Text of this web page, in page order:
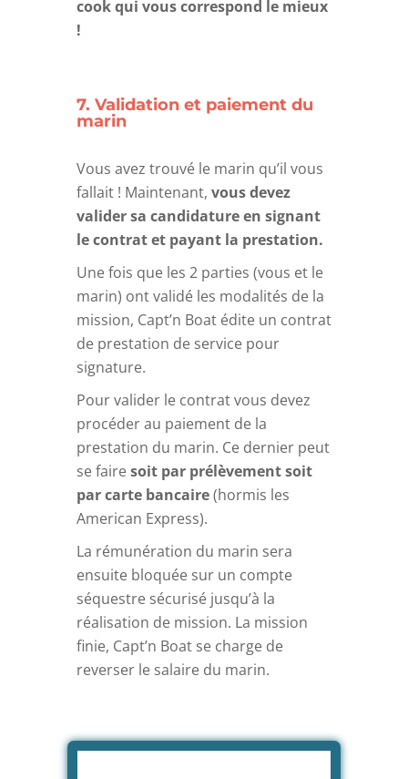
cook qui vous correspond le mieux
!
7. Validation et paiement du
marin
Vous avez trouvé le marin qu’il vous
fallait ! Maintenant, vous devez
valider sa candidature en signant
le contrat et payant la prestation.
Une fois que les 2 parties (vous et le
marin) ont validé les modalités de la
mission, Capt’n Boat édite un contrat
de prestation de service pour
signature.
Pour valider le contrat vous devez
procéder au paiement de la
prestation du marin. Ce dernier peut
se fairesoit par prélèvement soit
par carte bancaire(hormis les
American Express).
La rémunération du marin sera
ensuite bloquée sur un compte
séquestre sécurisé jusqu’à la
réalisation de mission. La mission
finie, Capt’n Boat se charge de
reverser le salaire du marin.